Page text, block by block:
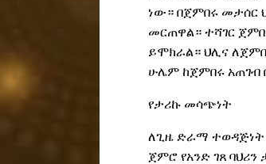
ነው። በጀምበሩ መታሰር
መርጠዋል። ተሻገር
ይሞክራል። ህሊና
ሁሌም ከጀምበሩ አጠገብ
የታሪኩ መሳጭነት
ለጊዜ ድራማ ተወዳጅነት
ጀምሮ የአንድ ገጸ